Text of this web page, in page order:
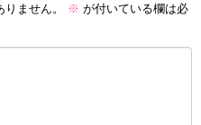
ません。 ※ が付いている欄は必